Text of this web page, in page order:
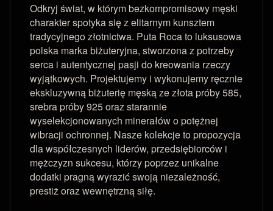
Odkryj świat, w którym bezkompromisowy męski
charakter spotyka się z elitarnym kunsztem
tradycyjnego złotnictwa. Puta Roca to luksusowa
polska marka biżuteryjna, stworzona z potrzeby
serca i autentycznej pasji do kreowania rzeczy
wyjątkowych. Projektujemy i wykonujemy ręcznie
ekskluzywną biżuterię męską ze złota próby 585,
srebra próby 925 oraz starannie
wyselekcjonowanych minerałów o potężnej
wibracji ochronnej. Nasze kolekcje to propozycja
dla współczesnych liderów, przedsiębiorców i
mężczyzn sukcesu, którzy poprzez unikalne
dodatki pragną wyrazić swoją niezależność,
prestiż oraz wewnętrzną siłę.